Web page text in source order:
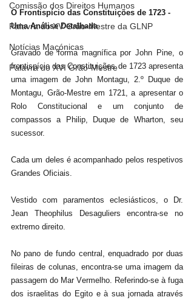
Comissão dos Direitos Humanos
Palavra do XV Grão-Mestre da GLNP
Notícias Maçónicas
Palavra do XVI Grão-Mestre
O Frontispício das Constituições de 1723 -
Uma Análise Detalhada
Gravado de forma magnífica por John Pine, o
frontispício das Constituições de 1723 apresenta
uma imagem de John Montagu, 2.º Duque de
Montagu, Grão-Mestre em 1721, a apresentar o
Rolo Constitucional e um conjunto de
compassos a Philip, Duque de Wharton, seu
sucessor.
Cada um deles é acompanhado pelos respetivos
Grandes Oficiais.
Vestido com paramentos eclesiásticos, o Dr.
Jean Theophilus Desaguliers encontra-se no
extremo direito.
No pano de fundo central, enquadrado por duas
fileiras de colunas, encontra-se uma imagem da
passagem do Mar Vermelho. Referindo-se à fuga
dos israelitas do Egito e à sua jornada através